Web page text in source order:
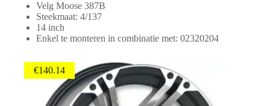
Velg Moose 387B
Steekmaat: 4/137
14 inch
Enkel te monteren in combinatie met: 02320204
€140.14